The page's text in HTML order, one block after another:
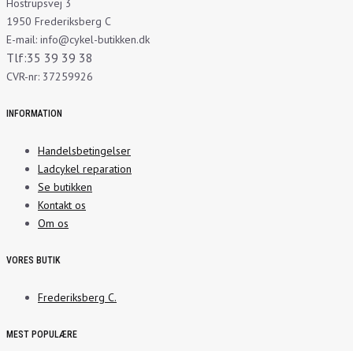
Hostrupsvej 3
1950 Frederiksberg C
E-mail: info@cykel-butikken.dk
Tlf:35 39 39 38
CVR-nr: 37259926
INFORMATION
Handelsbetingelser
Ladcykel reparation
Se butikken
Kontakt os
Om os
VORES BUTIK
Frederiksberg C.
MEST POPULÆRE